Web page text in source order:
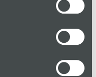
In den Warenkorb